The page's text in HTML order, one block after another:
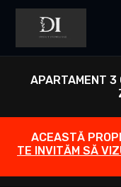
APARTAMENT 3
ACEASTĂ
TE INVITĂM SĂ